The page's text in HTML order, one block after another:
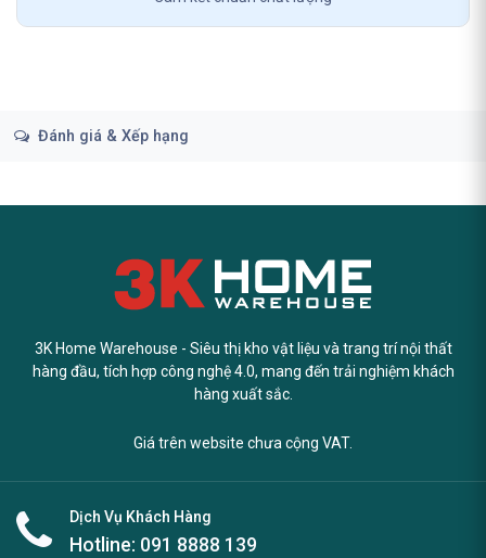
Đánh giá & Xếp hạng
3K Home Warehouse - Siêu thị kho vật liệu và trang trí nội thất
hàng đầu, tích hợp công nghệ 4.0, mang đến trải nghiệm khách
hàng xuất sắc.
Giá trên website chưa cộng VAT.
Dịch Vụ Khách Hàng
Hotline: 091 8888 139